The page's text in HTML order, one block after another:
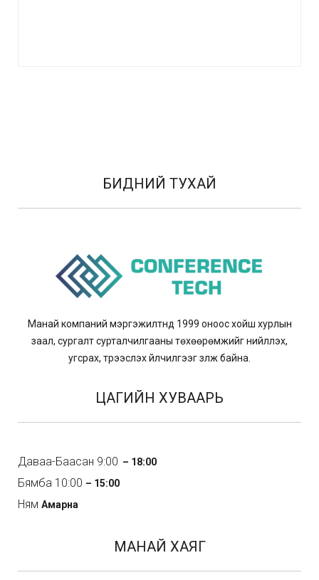
БИДНИЙ ТУХАЙ
Манай компаний мэргэжилтнүүд 1999 оноос хойш хурлын
заал, сургалт сурталчилгааны төхөөрөмжийг нийлүүлэх,
угсрах, түрээслэх үйлчилгээг үзүүлж байна.
ЦАГИЙН ХУВААРЬ
Даваа-Баасан 9:00 – 18:00
Бямба 10:00 – 15:00
Ням Амарна
МАНАЙ ХАЯГ